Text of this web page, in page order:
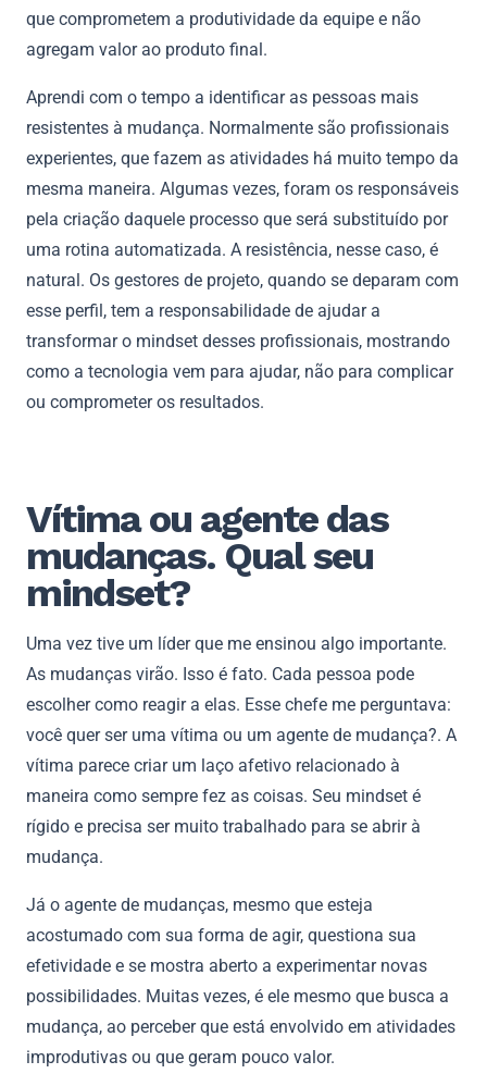
que comprometem a produtividade da equipe e não
agregam valor ao produto final.
Aprendi com o tempo a identificar as pessoas mais
resistentes à mudança. Normalmente são profissionais
experientes, que fazem as atividades há muito tempo da
mesma maneira. Algumas vezes, foram os responsáveis
pela criação daquele processo que será substituído por
uma rotina automatizada. A resistência, nesse caso, é
natural. Os gestores de projeto, quando se deparam com
esse perfil, tem a responsabilidade de ajudar a
transformar o mindset desses profissionais, mostrando
como a tecnologia vem para ajudar, não para complicar
ou comprometer os resultados.
Vítima ou agente das
mudanças. Qual seu
mindset?
Uma vez tive um líder que me ensinou algo importante.
As mudanças virão. Isso é fato. Cada pessoa pode
escolher como reagir a elas. Esse chefe me perguntava:
você quer ser uma vítima ou um agente de mudança?. A
vítima parece criar um laço afetivo relacionado à
maneira como sempre fez as coisas. Seu mindset é
rígido e precisa ser muito trabalhado para se abrir à
mudança.
Já o agente de mudanças, mesmo que esteja
acostumado com sua forma de agir, questiona sua
efetividade e se mostra aberto a experimentar novas
possibilidades. Muitas vezes, é ele mesmo que busca a
mudança, ao perceber que está envolvido em atividades
improdutivas ou que geram pouco valor.